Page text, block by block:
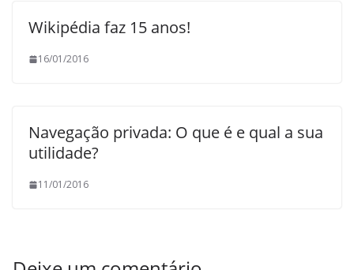
Wikipédia faz 15 anos!
16/01/2016
Navegação privada: O que é e qual a sua
utilidade?
11/01/2016